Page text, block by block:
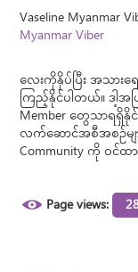
Vaseline Myanmar
Myanmar Viber
လေးကိုနှိပ်ပြီး အသား
ကြည့်နိုင်ပါတယ်။ ဒါ့အပ
Member တွေသာရရှိ
လက်ဆောင်အစီအစဥ်မျာ
Community ကို ဝင်ထာ
Page views: